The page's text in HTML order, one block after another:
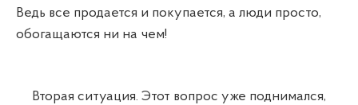
Ведь все продается и покупается, а люди просто,
обогащаются ни на чем!
Вторая ситуация. Этот вопрос уже поднимался,